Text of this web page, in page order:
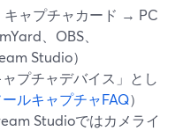
ャプチャカード → PC
、OBS、
Studio）
プチャデバイス」とし
ルキャプチャFAQ）
Studioではカメライ